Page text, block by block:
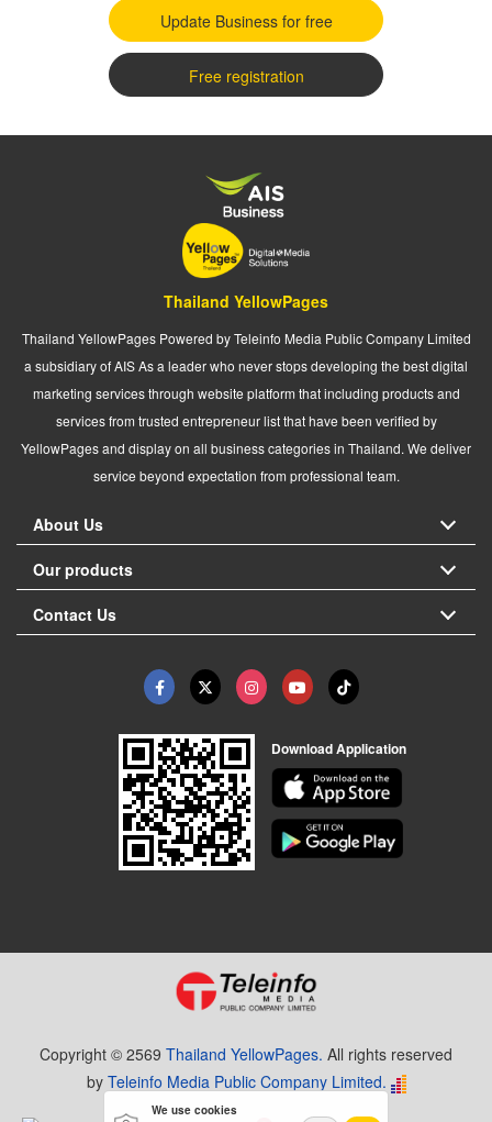
Update Business for free
Free registration
Thailand YellowPages
Thailand YellowPages Powered by Teleinfo Media Public Company Limited
a subsidiary of AIS As a leader who never stops developing the best digital
marketing services through website platform that including products and
services from trusted entrepreneur list that have been verified by
YellowPages and display on all business categories in Thailand. We deliver
service beyond expectation from professional team.
About Us
Our products
Contact Us
Download Application
Copyright © 2569 Thailand YellowPages. All rights reserved
by Teleinfo Media Public Company Limited.
We use cookies